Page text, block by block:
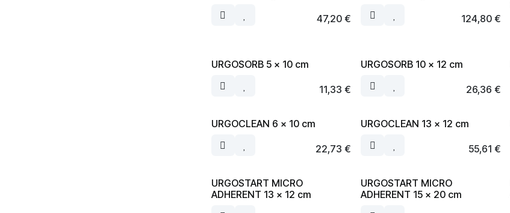
47,20 € 124,80€
URGOSORB 5 x 10 cm
11,33 €
URGOSORB 10 x 12 cm
26,36 €
URGOCLEAN 6 x 10 cm
22,73 €
URGOCLEAN 13 x 12 cm
55,61 €
URGOSTART MICRO
ADHERENT 13 x 12 cm
URGOSTART MICRO
ADHERENT 15 x 20 cm